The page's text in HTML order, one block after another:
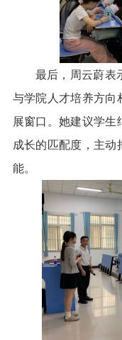
最后， 周云蔚表
与学院人才培养方向
展窗口。她建议学生
成长的匹配度，主动
能。